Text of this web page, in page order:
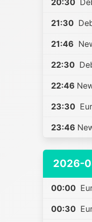
20:30
21:30
21:46
22:30
22:46
23:30
23:46
2026-
00:00
00:30